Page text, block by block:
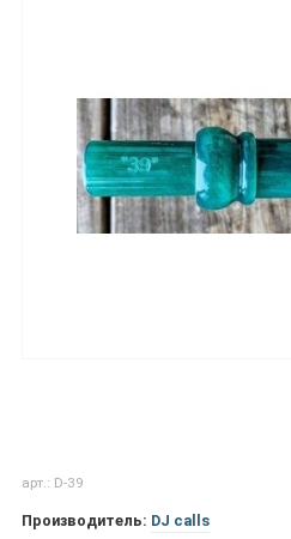
арт.: D-39
Производитель: DJ calls